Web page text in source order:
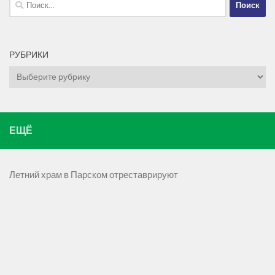
РУБРИКИ
Рубрики
ЕЩЁ
Летний храм в Парском отреставрируют